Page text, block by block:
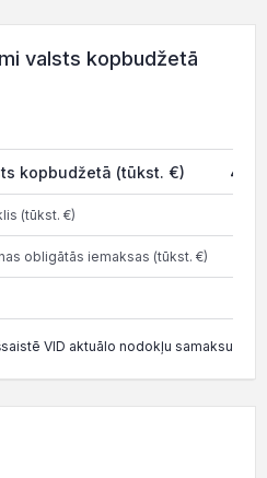
valsts kopbudžetā
kopbudžetā (tūkst. €) 4
(tūkst. €)
obligātās iemaksas (tūkst. €)
VID aktuālo nodokļu samaksu